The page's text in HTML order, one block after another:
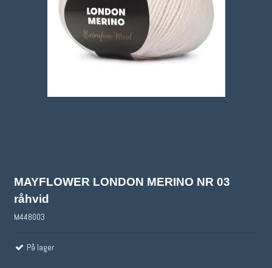
MAYFLOWER LONDON MERINO NR 03
råhvid
M448003
På lager